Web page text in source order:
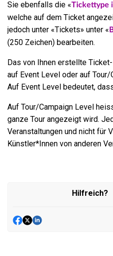
Sie ebenfalls die «Tickettype
welche auf dem Ticket
jedoch unter «Tickets» unter «
(250 Zeichen) bearbeiten.
Das von Ihnen erstellte
auf Event Level oder auf
Auf Event Level bedeutet,
Auf Tour/Campaign Level
ganze Tour angezeigt wird.
Veranstaltungen und nicht für
Künstler*Innen von anderen
Hilfreich?